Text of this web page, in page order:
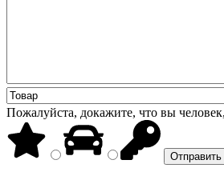
Пожалуйста, докажите, что вы